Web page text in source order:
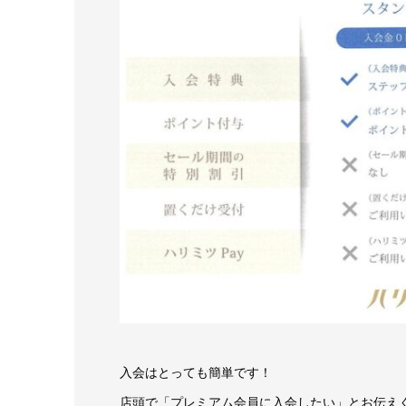
入会はとっても簡単です！
店頭で「プレミアム会員に入会したい」とお伝え